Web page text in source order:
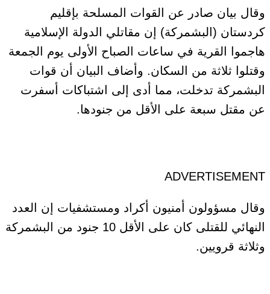
وقال بيان صادر عن القوات المسلحة بإقليم
كردستان (البشمركة) إن مقاتلي الدولة الإسلامية
هاجموا القرية في ساعات الصباح الأولى يوم الجمعة
وقتلوا ثلاثة من السكان. وأضاف البيان أن قوات
البشمركة تدخلت، مما أدى إلى اشتباكات أسفرت
عن مقتل سبعة على الأقل من جنودها.
ADVERTISEMENT
وقال مسؤولون أمنيون أكراد ومستشفيات إن العدد
النهائي للقتلى كان على الأقل 10 جنود من البشمركة
وثلاثة قرويين.